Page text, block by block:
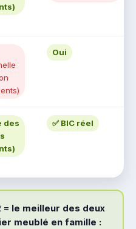
Oui
des
✅ BIC réel
= le meilleur des deux
meublé en famille :